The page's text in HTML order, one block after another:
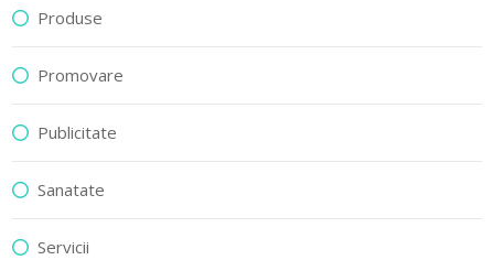
Produse
Promovare
Publicitate
Sanatate
Servicii